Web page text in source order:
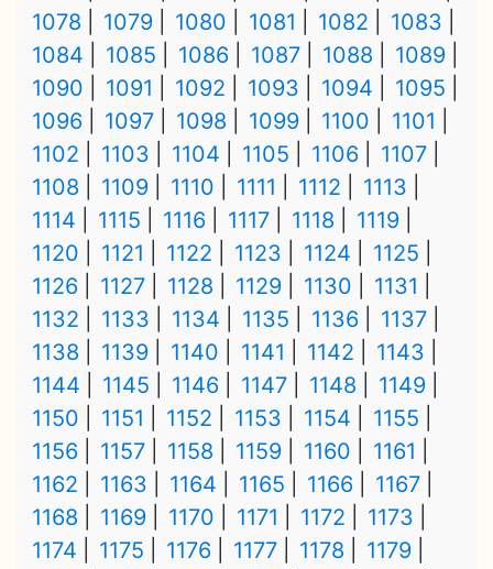
1078
1079 1080 1081 1082
1083
1084
1085 1086 1087 1088
1089
1090
1091 1092 1093 1094
1095
1096
1097 1098 1099 1100
1101
1102
1103 1104 1105 1106
1107
1108
1109 1110 1111 1112
1113
1114
1115 1116 1117 1118
1119
1120
1121 1122 1123 1124
1125
1126
1127 1128 1129 1130
1131
1132
1133 1134 1135 1136
1137
1138
1139 1140 1141 1142
1143
1144
1145 1146 1147 1148
1149
1150
1151 1152 1153 1154
1155
1156
1157 1158 1159 1160
1161
1162
1163 1164 1165 1166
1167
1168
1169 1170 1171 1172
1173
1174
1175 1176 1177 1178
1179